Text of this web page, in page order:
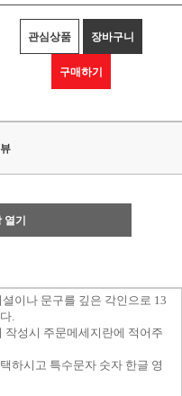
관심상품 장바구니
구매하기
열기
이나 문구를 깊은 각인으로 13
.
작성시 주문메세지란에 적어주
하시고 특수문자 숫자 한글 영